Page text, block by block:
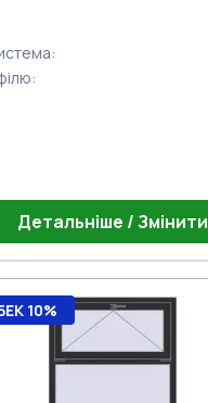
:
:
Детальніше / Змінити
10%